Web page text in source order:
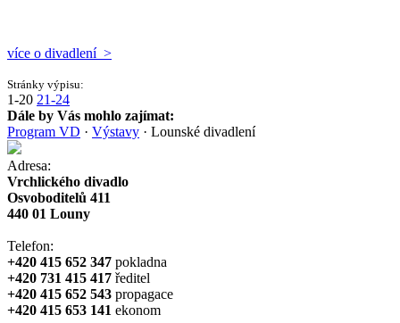
více o divadlení >
Stránky výpisu:
1-20 21-24
Dále by Vás mohlo zajímat:
Program VD · Výstavy · Lounské divadlení
Adresa:
Vrchlického divadlo
Osvoboditelů 411
440 01 Louny
Telefon:
+420 415 652 347 pokladna
+420 731 415 417 ředitel
+420 415 652 543 propagace
+420 415 653 141 ekonom